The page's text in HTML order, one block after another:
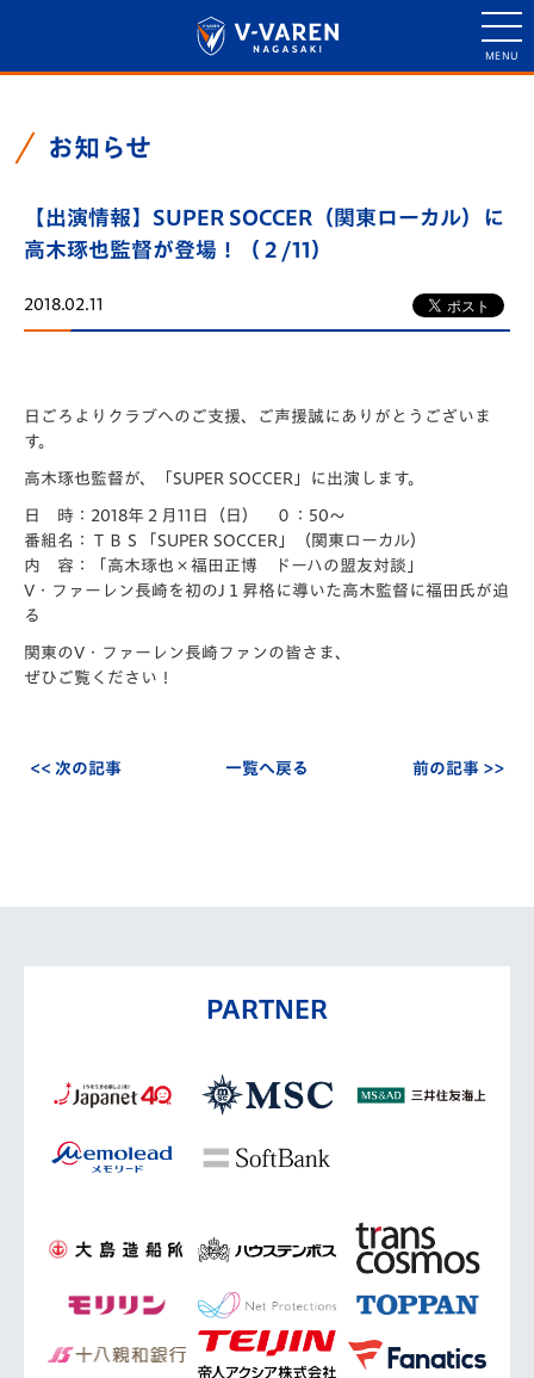
お知らせ
【出演情報】SUPER SOCCER（関東ローカル）に
高木琢也監督が登場！（２/11）
2018.02.11
日ごろよりクラブへのご支援、ご声援誠にありがとうございま
す。
高木琢也監督が、「SUPER SOCCER」に出演します。
日 時：2018年２月11日（日） ０：50～
番組名：ＴＢＳ「SUPER SOCCER」（関東ローカル）
内 容：「高木琢也×福田正博 ドーハの盟友対談」
V・ファーレン長崎を初のJ１昇格に導いた高木監督に福田氏が迫
る
関東のV・ファーレン長崎ファンの皆さま、
ぜひご覧ください！
<< 次の記事 一覧へ戻る 前の記事 >>
PARTNER